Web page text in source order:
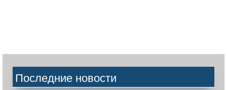
Последние новости